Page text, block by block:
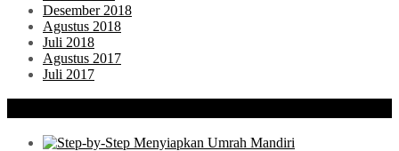
Desember 2018
Agustus 2018
Juli 2018
Agustus 2017
Juli 2017